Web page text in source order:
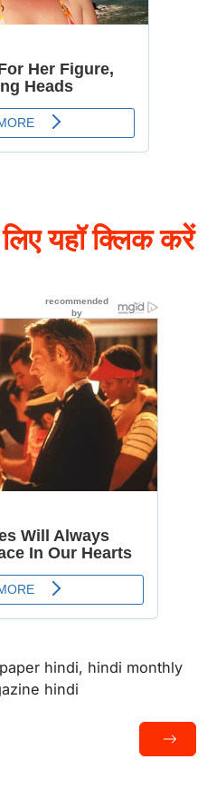
यहॉ क्लिक करें
hindi, hindi monthly
hindi